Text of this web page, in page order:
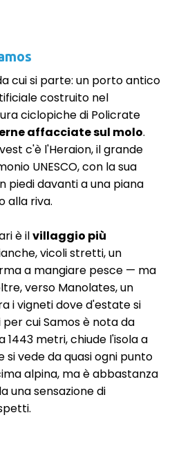
cui si parte: un porto antico
costruito nel
ciclopiche di Policrate
affacciate sul molo.
c'è l'Heraion, il grande
UNESCO, con la sua
piedi davanti a una piana
alla riva.
è ilvillaggio più
vicoli stretti, un
a mangiare pesce — ma
verso Manolates, un
i vigneti dove d'estate si
cui Samos è nota da
1443 metri, chiude l'isola a
vede da quasi ogni punto
alpina, ma è abbastanza
una sensazione di